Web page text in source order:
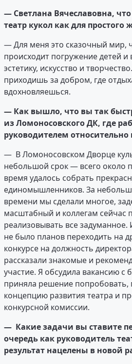
— Светлана Вячеславовна, ч
театр кукол как для простого
— Для меня это сказочный мир,
происходит погружение детей и
эстетику, искусство и
приходишь за добром, где
вдохновляешься.
— Как вышло, что вы так
из Ломоносовского ДК, где
руководителем относительно
— В Ломоносовском Дворце
небольшой срок — всего около
время удалось собрать
единомышленников. За
времени мы сделали многое,
масштабный и коллегам сейчас
реализовывать все
не было планов переходить на
конкурсе на должность
рассказали знакомые и
участие. Я обсудила вакансию
приняла решение попробовать,
концепцию развития театра и
конкурсной комиссии.
— Какие задачи вы ставите
очередь как руководитель
результат нацелены в новой